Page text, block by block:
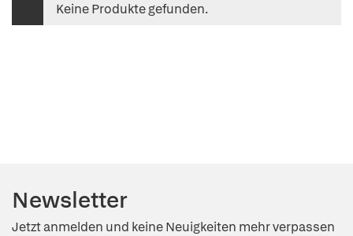
Keine Produkte gefunden.
Newsletter
Jetzt anmelden und keine Neuigkeiten mehr verpassen